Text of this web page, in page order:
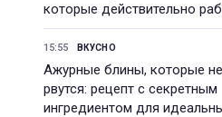
которые действительно
15:55 ВКУСНО
Ажурные блины, которые не
рвутся: рецепт с секретным
ингредиентом для